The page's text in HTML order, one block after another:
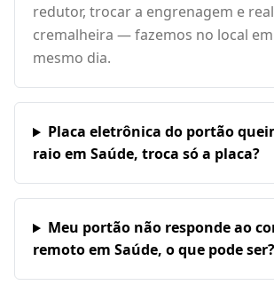
redutor, trocar a engrenagem e
cremalheira — fazemos no local
mesmo dia.
Placa eletrônica do portão
raio em Saúde, troca só a placa?
Meu portão não responde ao
remoto em Saúde, o que pode ser?